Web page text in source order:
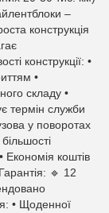
–
конструкція
конструкції: •
•
складу •
термін служби
у поворотах
Економія коштів
🔹 12
• Щоденної